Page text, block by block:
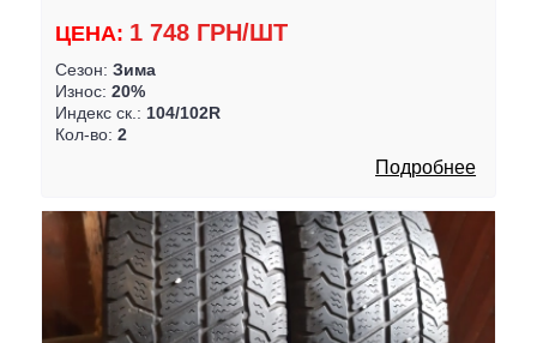
ЦЕНА: 1 748 ГРН/ШТ
Сезон: Зима
Износ: 20%
Индекс ск.: 104/102R
Кол-во: 2
Подробнее